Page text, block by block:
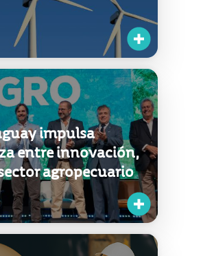
impulsa
entre innovación,
agropecuario